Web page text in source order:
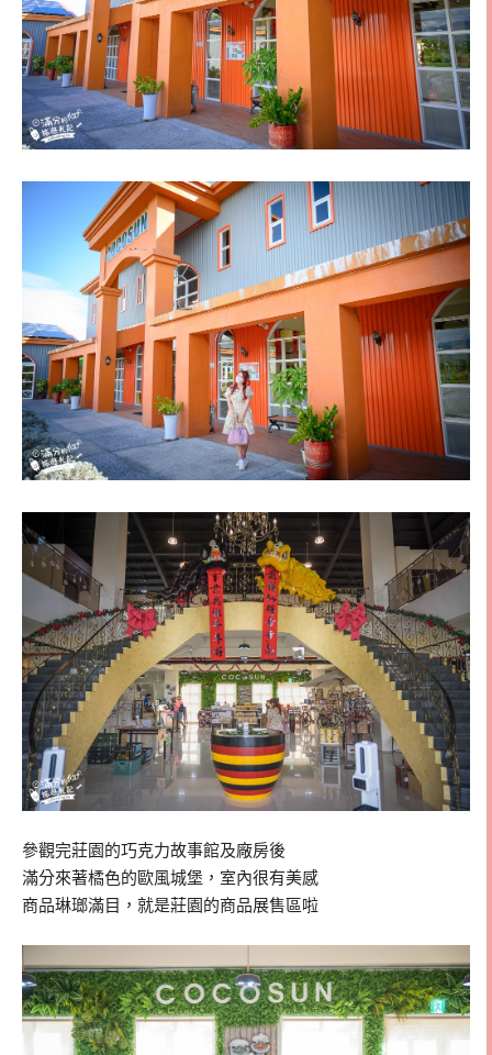
參觀完莊園的巧克力故事館及廠房後
滿分來著橘色的歐風城堡，室內很有美感
商品琳瑯滿目，就是莊園的商品展售區啦